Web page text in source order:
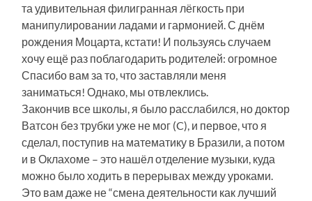
та удивительная филигранная лёгкость при
манипулировании ладами и гармонией. С днём
рождения Моцарта, кстати! И пользуясь случаем
хочу ещё раз поблагодарить родителей: огромное
Спасибо вам за то, что заставляли меня
заниматься!Однако, мы отвлеклись.
Закончив все школы, я было расслабился, но доктор
Ватсон без трубки уже не мог (C), и первое, что я
сделал, поступив на математику в Бразили, а потом
и в Оклахоме – это нашёл отделение музыки, куда
можно было ходить в перерывах между уроками.
Это вам даже не “смена деятельности как лучший